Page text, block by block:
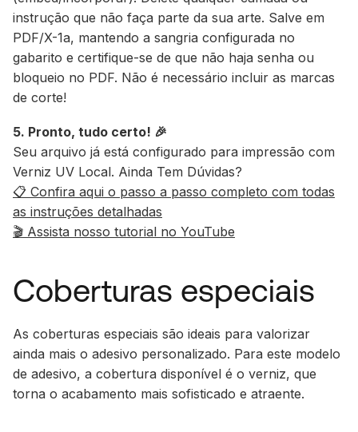
instrução que não faça parte da sua arte. Salve em
PDF/X-1a, mantendo a sangria configurada no
gabarito e certifique-se de que não haja senha ou
bloqueio no PDF. Não é necessário incluir as marcas
de corte!
5. Pronto, tudo certo! 🎉
Seu arquivo já está configurado para impressão com
Verniz UV Local. Ainda Tem Dúvidas?
📋 Confira aqui o passo a passo completo com todas
as instruções detalhadas
🎬 Assista nosso tutorial no YouTube
Coberturas especiais
As coberturas especiais são ideais para valorizar
ainda mais o adesivo personalizado. Para este modelo
de adesivo, a cobertura disponível é o verniz, que
torna o acabamento mais sofisticado e atraente.